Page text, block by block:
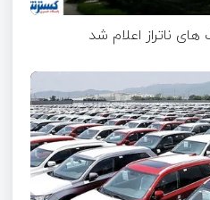
ناتراز اعلام شد